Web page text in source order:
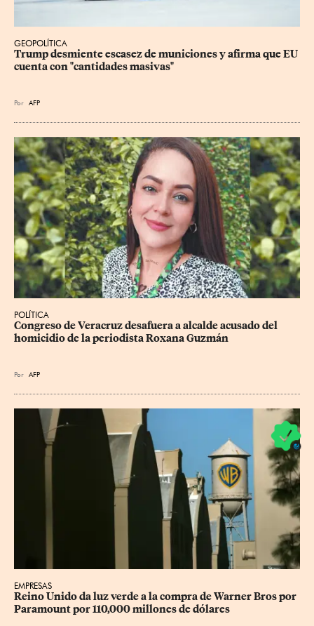
GEOPOLÍTICA
Trump desmiente escasez de municiones y afirma que EU
cuenta con "cantidades masivas"
Por AFP
POLÍTICA
Congreso de Veracruz desafuera a alcalde acusado del
homicidio de la periodista Roxana Guzmán
Por AFP
EMPRESAS
Reino Unido da luz verde a la compra de Warner Bros por
Paramount por 110,000 millones de dólares